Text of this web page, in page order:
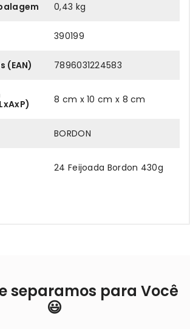
0,43 kg
390199
(EAN) 7896031224583
8 cm x 10 cm x 8 cm
BORDON
24 Feijoada Bordon 430g
separamos para Você
😃